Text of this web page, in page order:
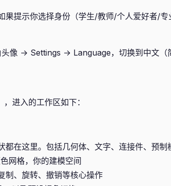
果提示你选择身份（学生/教师/个人爱好者/专
头像 → Settings → Language，切换到中文（
进入的工作区如下：
都在这里。包括几何体、文字、连接件、预制
网格，你的建模空间
制、旋转、撤销等核心操作